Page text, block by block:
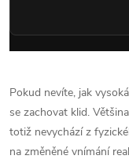
Pokud nevíte, jak
se zachovat klid.
totiž nevychází z
na změněné vnímání